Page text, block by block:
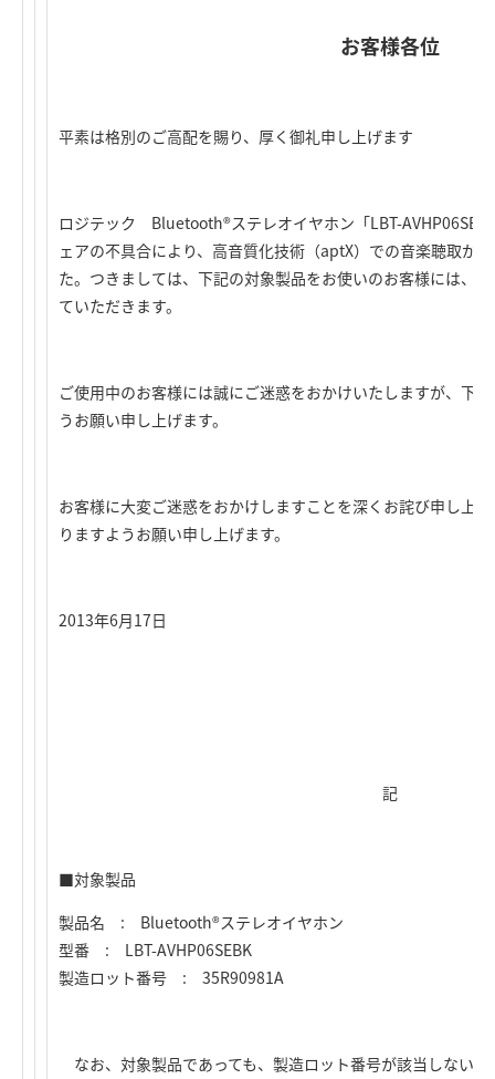
お客様各位
平素は格別のご高配を賜り、厚く御礼申し上げます
ロジテック Bluetooth®ステレオイヤホン「LBT-
ェアの不具合により、高音質化技術（aptX）での音楽聴取が
た。つきましては、下記の対象製品をお使いのお客様には、
ていただきます。
ご使用中のお客様には誠にご迷惑をおかけいたしますが、下
うお願い申し上げます。
お客様に大変ご迷惑をおかけしますことを深くお詫び申し上
りますようお願い申し上げます。
2013年6月17日
記
■対象製品
製品名 : Bluetooth®ステレオイヤホン
型番 : LBT-AVHP06SEBK
製造ロット番号 : 35R90981A
なお、対象製品であっても、製造ロット番号が該当しない